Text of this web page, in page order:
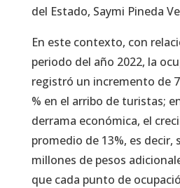
del Estado, Saymi Pineda
En este contexto, con
periodo del año 2022, la
registró un incremento de
% en el arribo de turistas;
derrama económica, el
promedio de 13%, es decir,
millones de pesos
que cada punto de